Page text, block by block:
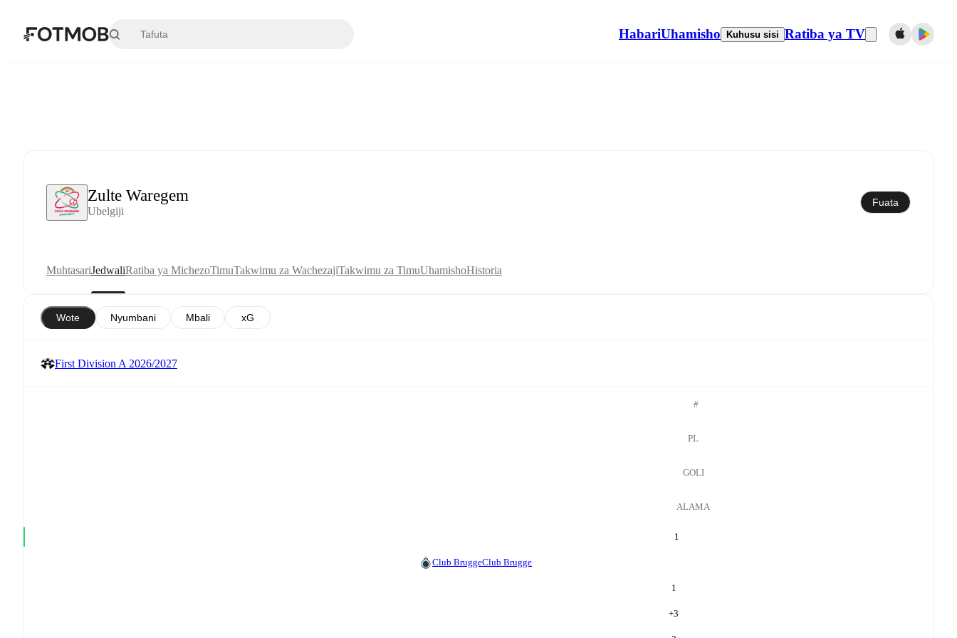
HabariUhamisho Kuhusu sisi Ratiba ya TV
Zulte Waregem
Ubelgiji
Fuata
MuhtasariJedwaliRatiba ya MichezoTimuTakwimu za WachezajiTakwimu za TimuUhamishoHistoria
Wote Nyumbani Mbali xG
First Division A 2026/2027
#
PL
GOLI
ALAMA
1
Club BruggeClub Brugge
1
+3